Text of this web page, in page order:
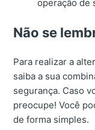
operação de
Não se
Para realizar a
saiba a sua
segurança. Caso
preocupe! Você
de forma simples.